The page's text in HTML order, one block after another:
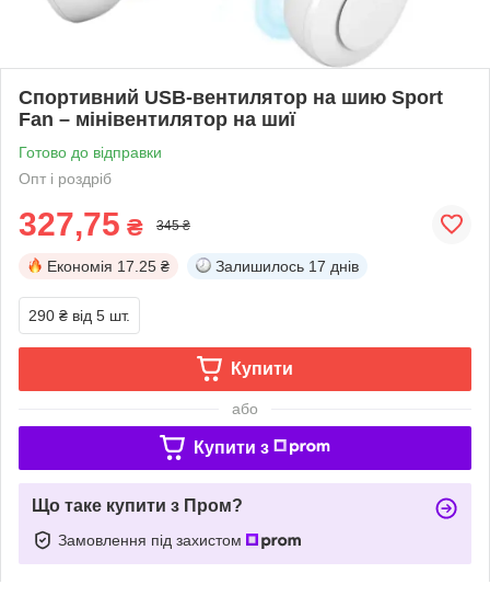
Спортивний USB-вентилятор на шию Sport
Fan – мінівентилятор на шиї
Готово до відправки
Опт і роздріб
327,75 ₴ 345 ₴
Економія 17.25 ₴ Залишилось 17 днів
290 ₴ від 5 шт.
Купити
або
Купити з
Що таке купити з Пром?
Замовлення під захистом